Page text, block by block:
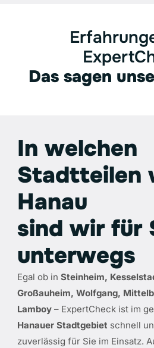
Das sagen
In welchen
Stadtteilen
Hanau
sind wir für
unterwegs
Egal ob in Steinheim,
Großauheim, Wolfgang,
Lamboy– ExpertCheck ist im
Hanauer Stadtgebiet schnell
zuverlässig für Sie im Einsatz.